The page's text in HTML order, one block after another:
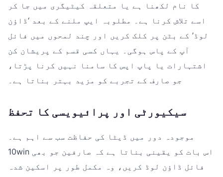
کا نام لکھنا ہے یا متعلقہ کیٹیگری میں جا کر
اسے تلاش کرنا ہے۔ مطلوبہ ایپ ملنے کے بعد ‘ڈاؤن
لوڈ’ کے بٹن پر کلک کریں اور چند لمحوں میں فائل
آپ کے پاس ہوگی۔ یہاں کسی قسم کے پریشان کن
اشتہارات یا پاپ اپس کا سامنا نہیں کرنا پڑتا،
جو صارف کے تجربے کو مزید بہتر بناتا ہے۔
سیکیورٹی اور پرائیویسی کا تحفظ
موجودہ دور میں ڈیٹا کی حفاظت سب سے اہم ہے۔
10win اس بات کو یقینی بناتا ہے کہ صارفین جو بھی
فائل ڈاؤن لوڈ کریں، وہ مکمل طور پر اسکین شدہ